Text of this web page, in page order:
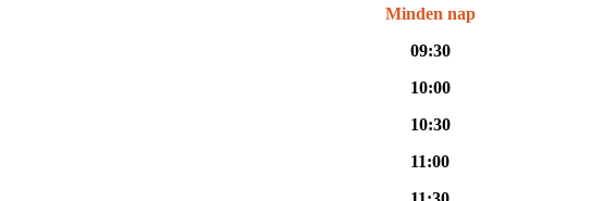
Minden nap
09:30
10:00
10:30
11:00